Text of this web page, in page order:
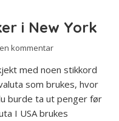
i New York
kommentar
med noen stikkord
som brukes, hvor
burde ta ut penger før
I USA brukes